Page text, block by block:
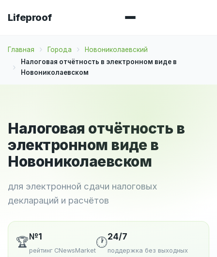
Lifeproof
Главная Города
Новониколаевский
Налоговая отчётность в электронном виде в
Новониколаевском
Налоговая отчётность в
электронном виде в
Новониколаевском
для электронной сдачи налоговых
деклараций и расчётов
🏆№1
рейтинг CNewsMarket
🕐24/7
поддержка без выходных